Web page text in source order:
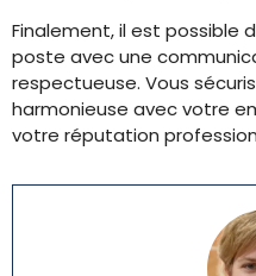
Finalement, il est possible
poste avec une
respectueuse. Vous
harmonieuse avec votre
votre réputation